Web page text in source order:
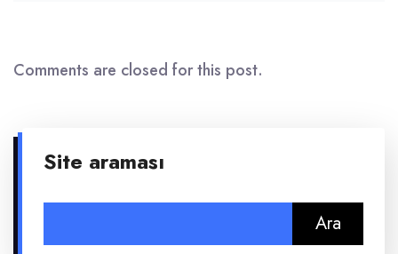
Comments are closed for this post.
Site araması